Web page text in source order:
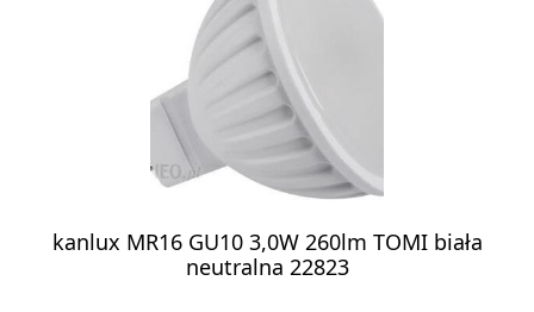
kanlux MR16 GU10 3,0W 260lm TOMI biała
neutralna 22823